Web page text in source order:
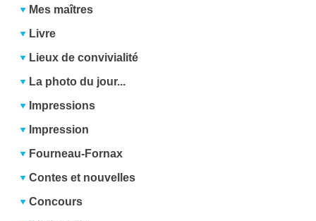
Mes maîtres
Livre
Lieux de convivialité
La photo du jour...
Impressions
Impression
Fourneau-Fornax
Contes et nouvelles
Concours